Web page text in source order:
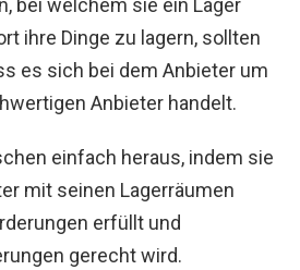
bei welchem sie ein Lager
ihre Dinge zu lagern, sollten
es sich bei dem Anbieter um
Anbieter handelt.
einfach heraus, indem sie
mit seinen Lagerräumen
erfüllt und
gerecht wird.